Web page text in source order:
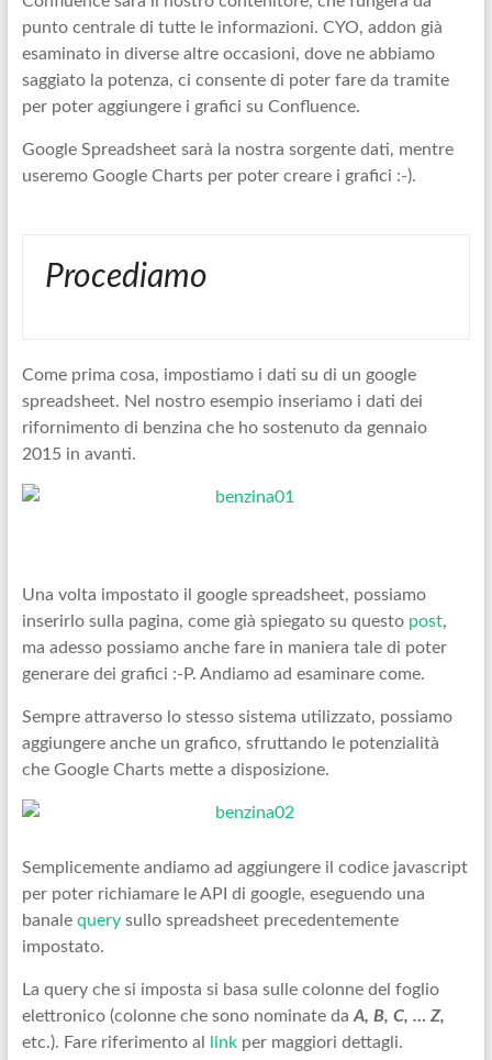
punto centrale di tutte le informazioni. CYO, addon già
esaminato in diverse altre occasioni, dove ne abbiamo
saggiato la potenza, ci consente di poter fare da tramite
per poter aggiungere i grafici su Confluence.
Google Spreadsheet sarà la nostra sorgente dati, mentre
useremo Google Charts per poter creare i grafici :-).
Procediamo
Come prima cosa, impostiamo i dati su di un google
spreadsheet. Nel nostro esempio inseriamo i dati dei
rifornimento di benzina che ho sostenuto da gennaio
2015 in avanti.
Una volta impostato il google spreadsheet, possiamo
inserirlo sulla pagina, come già spiegato su questo post,
ma adesso possiamo anche fare in maniera tale di poter
generare dei grafici :-P. Andiamo ad esaminare come.
Sempre attraverso lo stesso sistema utilizzato, possiamo
aggiungere anche un grafico, sfruttando le potenzialità
che Google Charts mette a disposizione.
Semplicemente andiamo ad aggiungere il codice javascript
per poter richiamare le API di google, eseguendo una
banale querysullo spreadsheet precedentemente
impostato.
La query che si imposta si basa sulle colonne del foglio
elettronico (colonne che sono nominate da A, B, C, … Z,
etc.). Fare riferimento al
linkper maggiori dettagli.